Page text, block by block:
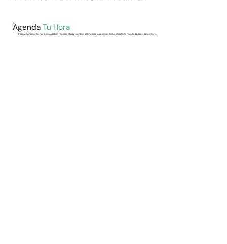
Agenda Tu Hora
Para confirmar tu hora, solo debes realizar el pago online al finalizar la reserva. Tienes hasta 15 minutos para completarlo.